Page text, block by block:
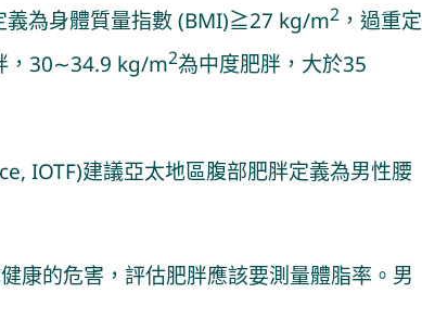
義為身體質量指數 (BMI)≧27 kg/m2，過重定
，30∼34.9 kg/m2為中度肥胖，大於35
IOTF)建議亞太地區腹部肥胖定義為男性腰
康的危害，評估肥胖應該要測量體脂率。男